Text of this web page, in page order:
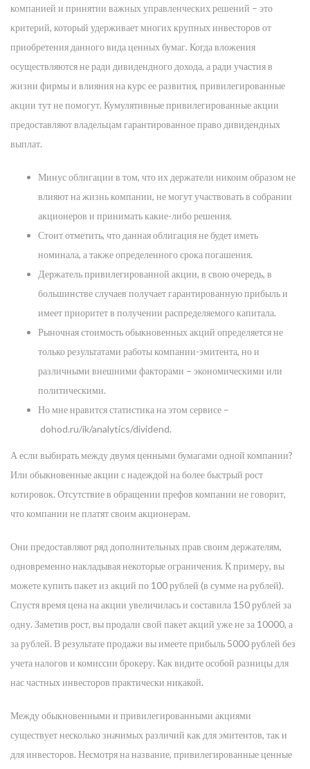
компанией и принятии важных управленческих решений – это
критерий, который удерживает многих крупных инвесторов от
приобретения данного вида ценных бумаг. Когда вложения
осуществляются не ради дивидендного дохода, а ради участия в
жизни фирмы и влияния на курс ее развития, привилегированные
акции тут не помогут. Кумулятивные привилегированные акции
предоставляют владельцам гарантированное право дивидендных
выплат.
Минус облигации в том, что их держатели никоим образом не
влияют на жизнь компании, не могут участвовать в собрании
акционеров и принимать какие-либо решения.
Стоит отметить, что данная облигация не будет иметь
номинала, а также определенного срока погашения.
Держатель привилегированной акции, в свою очередь, в
большинстве случаев получает гарантированную прибыль и
имеет приоритет в получении распределяемого капитала.
Рыночная стоимость обыкновенных акций определяется не
только результатами работы компании-эмитента, но и
различными внешними факторами – экономическими или
политическими.
Но мне нравится статистика на этом сервисе –
dohod.ru/ik/analytics/dividend.
А если выбирать между двумя ценными бумагами одной компании?
Или обыкновенные акции с надеждой на более быстрый рост
котировок. Отсутствие в обращении префов компании не говорит,
что компании не платят своим акционерам.
Они предоставляют ряд дополнительных прав своим держателям,
одновременно накладывая некоторые ограничения. К примеру, вы
можете купить пакет из акций по 100 рублей (в сумме на рублей).
Спустя время цена на акции увеличилась и составила 150 рублей за
одну. Заметив рост, вы продали свой пакет акций уже не за 10000, а
за рублей. В результате продажи вы имеете прибыль 5000 рублей без
учета налогов и комиссии брокеру. Как видите особой разницы для
нас частных инвесторов практически никакой.
Между обыкновенными и привилегированными акциями
существует несколько значимых различий как для эмитентов, так и
для инвесторов. Несмотря на название, привилегированные ценные